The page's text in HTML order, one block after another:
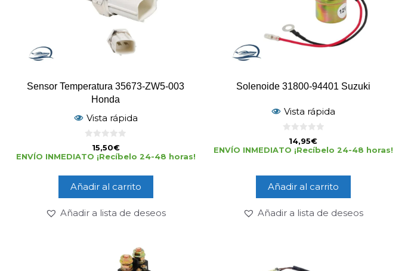
Sensor Temperatura 35673-ZW5-003
Honda
Vista rápida
e
15,50€
ENVÍO INMEDIATO ¡Recíbelo 24-48 horas!
Añadir al carrito
Añadir a lista de deseos
Solenoide 31800-94401 Suzuki
Vista rápida
e
14,95€
ENVÍO INMEDIATO ¡Recíbelo 24-48 horas!
Añadir al carrito
Añadir a lista de deseos